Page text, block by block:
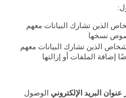
الذين تشارك البيانات معهم
نسخها
الذين تشارك البيانات معهم
إضافة الملفات أو إزالتها
البريد الإلكتروني الوصول